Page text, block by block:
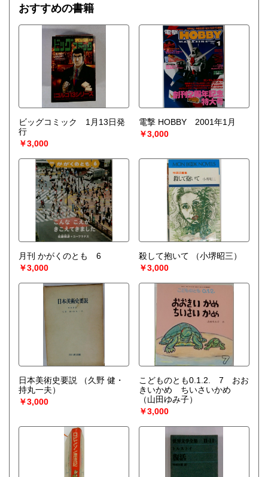
おすすめの書籍
ビッグコミック 1月13日発
行
￥3,000
電撃 HOBBY 2001年1月
￥3,000
月刊 かがくのとも 6
￥3,000
殺して抱いて
（小堺昭三）
￥3,000
日本美術史要説
（久野 健・
持丸一夫）
￥3,000
こどものとも0.1.2. 7 おお
きいかめ ちいさいかめ
（山田ゆみ子）
￥3,000